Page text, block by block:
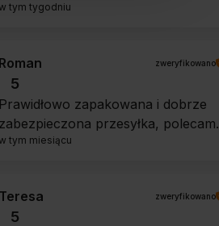
tym tygodniu
Roman zweryfikowano
5
Prawidłowo zapakowana i dobrze
zabezpieczona przesyłka, polecam.
tym miesiącu
Teresa zweryfikowano
5